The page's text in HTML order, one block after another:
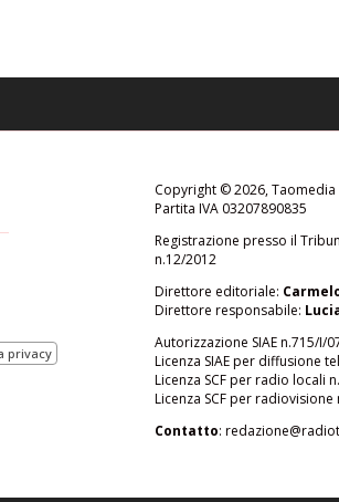
privacy
Copyright © 2026, Taomedia
Partita IVA 03207890835
Registrazione presso il
n.12/2012
Direttore editoriale:
Direttore responsabile:
Autorizzazione SIAE n.715/I/
Licenza SIAE per diffusione
Licenza SCF per radio locali
Licenza SCF per radiovisione
Contatto: